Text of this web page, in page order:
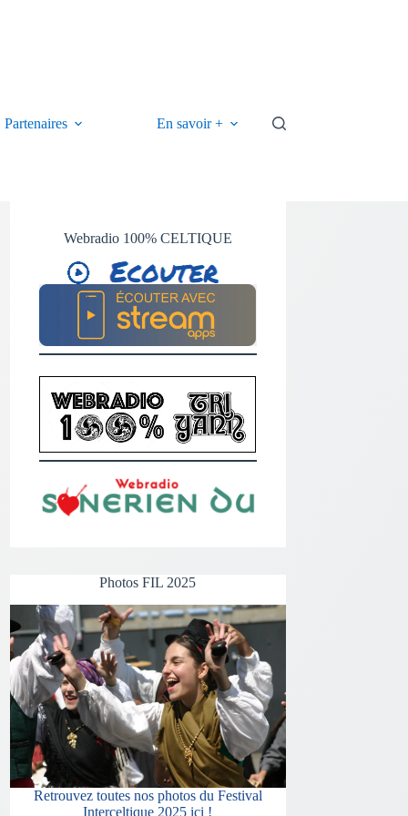
Partenaires En savoir +
Webradio 100% CELTIQUE
Photos FIL 2025
Retrouvez toutes nos photos du Festival
Interceltique 2025 ici !